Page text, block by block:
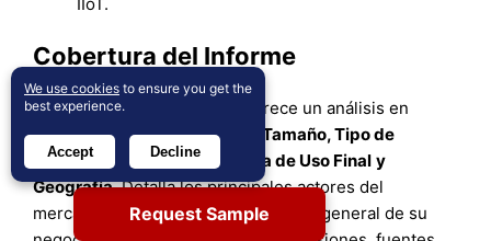
Cobertura del Informe
El informe de investigación ofrece un análisis en
profundidad basado enTipo
Tamaño, Tipo de
Material, Aplicación, Industria de Uso Final y
Geografía. Detalla los principales actores del
mercado, proporcionando una visión general de su
Request Sample
We use cookies to ensure you get the
best experience.
Accept Decline